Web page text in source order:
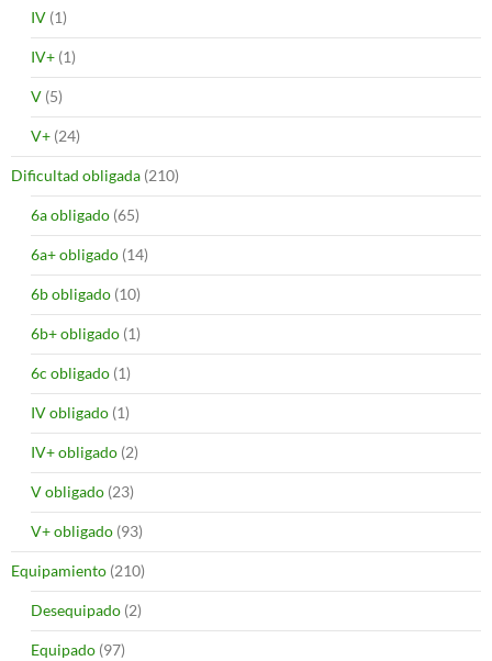
IV (1)
IV+ (1)
V (5)
V+ (24)
Dificultad obligada (210)
6a obligado (65)
6a+ obligado (14)
6b obligado (10)
6b+ obligado (1)
6c obligado (1)
IV obligado (1)
IV+ obligado (2)
V obligado (23)
V+ obligado (93)
Equipamiento (210)
Desequipado (2)
Equipado (97)